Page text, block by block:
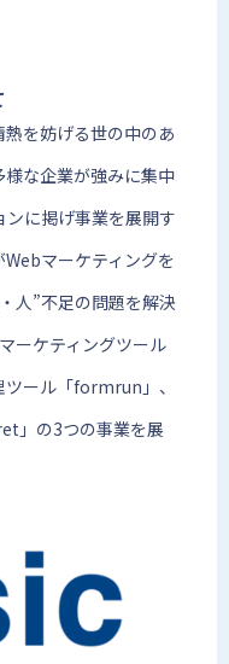
熱を妨げる世の中のあ
な企業が強みに集中
に掲げ事業を展開す
マーケティングを
人”不足の問題を解決
ーケティングツール
ール「formrun」、
」の3つの事業を展